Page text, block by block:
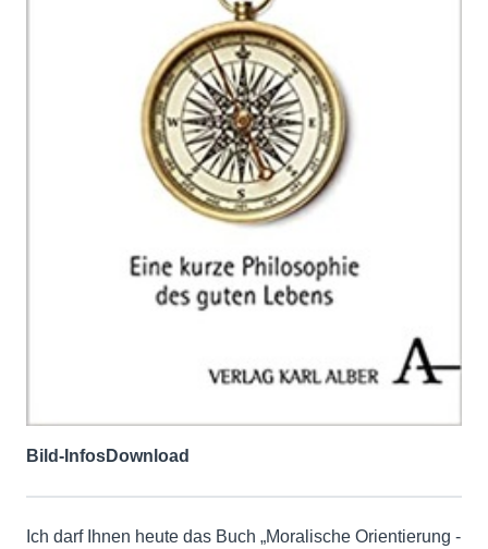
Bild-InfosDownload
Ich darf Ihnen heute das Buch „Moralische Orientierung -